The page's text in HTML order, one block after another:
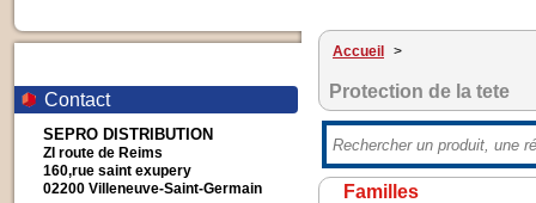
Contact
SEPRO DISTRIBUTION
ZI route de Reims
160,rue saint exupery
02200 Villeneuve-Saint-Germain
Accueil >
Protection de la tete
Familles